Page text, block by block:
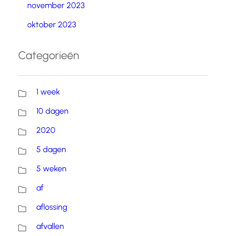
november 2023
oktober 2023
Categorieën
1 week
10 dagen
2020
5 dagen
5 weken
af
aflossing
afvallen